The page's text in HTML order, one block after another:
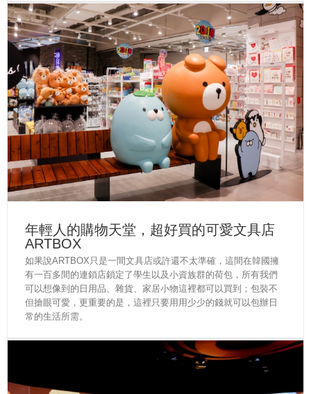
年輕人的購物天堂，超好買的可愛文具店
ARTBOX
如果說ARTBOX只是一間文具店或許還不太準確，這間在韓國擁
有一百多間的連鎖店鎖定了學生以及小資族群的荷包，所有我們
可以想像到的日用品、雜貨、家居小物這裡都可以買到；包裝不
但搶眼可愛，更重要的是，這裡只要用用少少的錢就可以包辦日
常的生活所需。